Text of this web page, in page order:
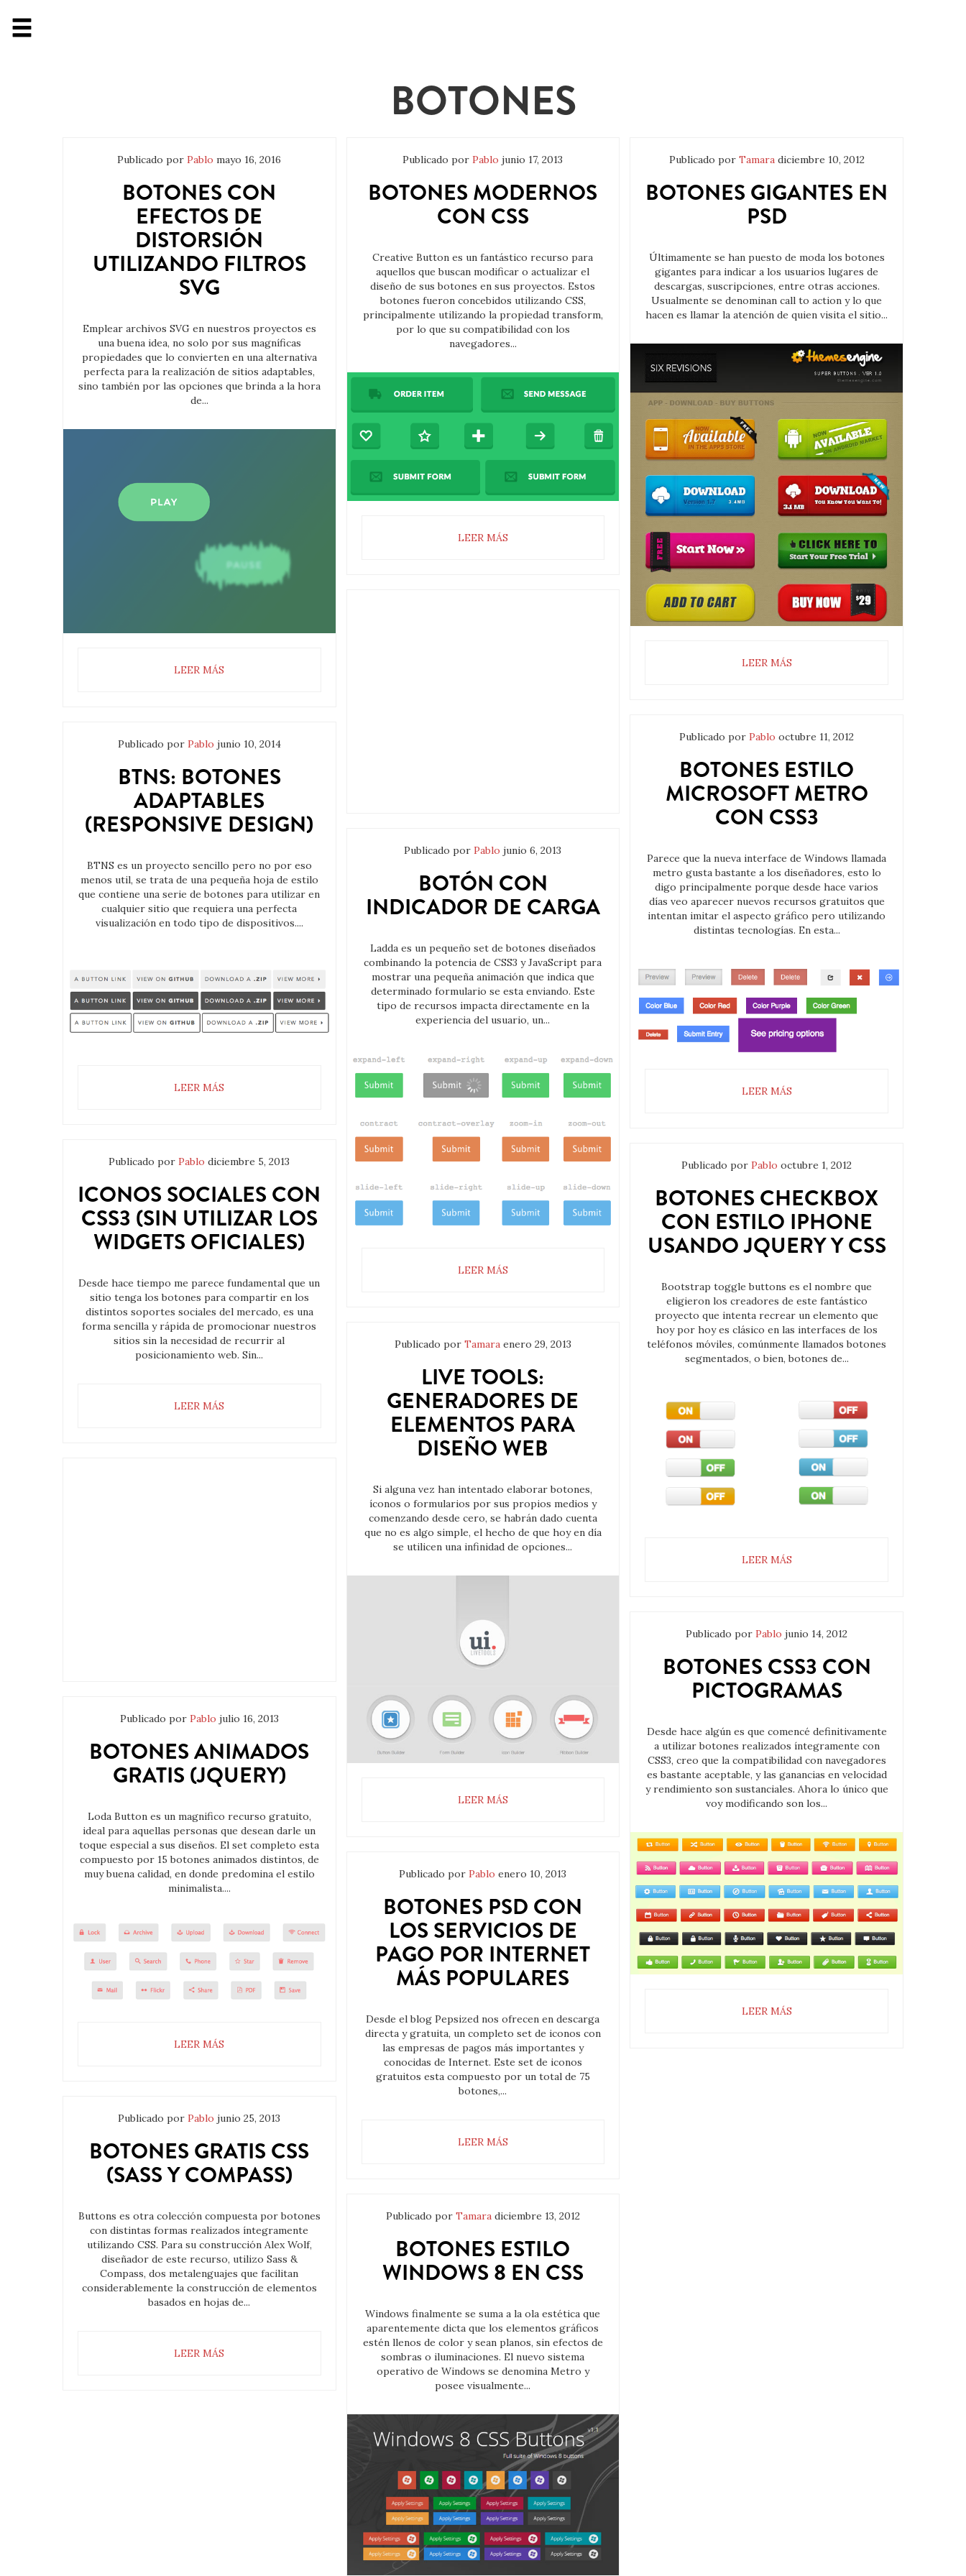
BOTONES
Publicado porPablo mayo 16, 2016
BOTONES CON
EFECTOS DE
DISTORSIÓN
UTILIZANDO FILTROS
SVG
Emplear archivos SVG en nuestros proyectos es
una buena idea, no solo por sus magníficas
propiedades que lo convierten en una alternativa
perfecta para la realización de sitios adaptables,
sino también por las opciones que brinda a la hora
de...
LEER MÁS
Publicado por Pablo junio 10, 2014
BTNS: BOTONES
ADAPTABLES
(RESPONSIVE DESIGN)
BTNS es un proyecto sencillo pero no por eso
menos util, se trata de una pequeña hoja de estilo
que contiene una serie de botones para utilizar en
cualquier sitio que requiera una perfecta
visualización en todo tipo de dispositivos....
LEER MÁS
Publicado porPablo diciembre 5, 2013
ICONOS SOCIALES CON
CSS3 (SIN UTILIZAR LOS
WIDGETS OFICIALES)
Desde hace tiempo me parece fundamental que un
sitio tenga los botones para compartir en los
distintos soportes sociales del mercado, es una
forma sencilla y rápida de promocionar nuestros
sitios sin la necesidad de recurrir al
posicionamiento web. Sin...
LEER MÁS
Publicado por Pablo julio 16, 2013
BOTONES ANIMADOS
GRATIS (JQUERY)
Loda Button es un magnifico recurso gratuito,
ideal para aquellas personas que desean darle un
toque especial a sus diseños. El set completo esta
compuesto por 15 botones animados distintos, de
muy buena calidad, en donde predomina el estilo
minimalista....
LEER MÁS
Publicado porPablo junio 25, 2013
BOTONES GRATIS CSS
(SASS Y COMPASS)
Buttons es otra colección compuesta por botones
con distintas formas realizados íntegramente
utilizando CSS. Para su construcción Alex Wolf,
diseñador de este recurso, utilizo Sass &
Compass, dos metalenguajes que facilitan
considerablemente la construcción de elementos
basados en hojas de...
LEER MÁS
Publicado porPablo junio 17, 2013
BOTONES MODERNOS
CON CSS
Creative Button es un fantástico recurso para
aquellos que buscan modificar o actualizar el
diseño de sus botones en sus proyectos. Estos
botones fueron concebidos utilizando CSS,
principalmente utilizando la propiedad transform,
por lo que su compatibilidad con los
navegadores...
LEER MÁS
Publicado porPablo junio 6, 2013
BOTÓN CON
INDICADOR DE CARGA
Ladda es un pequeño set de botones diseñados
combinando la potencia de CSS3 y JavaScript para
mostrar una pequeña animación que indica que
determinado formulario se esta enviando. Este
tipo de recursos impacta directamente en la
experiencia del usuario, un...
LEER MÁS
Publicado por Tamara enero 29, 2013
LIVE TOOLS:
GENERADORES DE
ELEMENTOS PARA
DISEÑO WEB
Si alguna vez han intentado elaborar botones,
íconos o formularios por sus propios medios y
comenzando desde cero, se habrán dado cuenta
que no es algo simple, el hecho de que hoy en día
se utilicen una infinidad de opciones...
LEER MÁS
Publicado porPablo enero 10, 2013
BOTONES PSD CON
LOS SERVICIOS DE
PAGO POR INTERNET
MÁS POPULARES
Desde el blog Pepsized nos ofrecen en descarga
directa y gratuita, un completo set de iconos con
las empresas de pagos más importantes y
conocidas de Internet. Este set de iconos
gratuitos esta compuesto por un total de 75
botones,...
LEER MÁS
Publicado por Tamara diciembre 13, 2012
BOTONES ESTILO
WINDOWS 8 EN CSS
Windows finalmente se suma a la ola estética que
aparentemente dicta que los elementos gráficos
estén llenos de color y sean planos, sin efectos de
sombras o iluminaciones. El nuevo sistema
operativo de Windows se denomina Metro y
posee visualmente...
Publicado por Tamara diciembre 10, 2012
BOTONES GIGANTES EN
PSD
Últimamente se han puesto de moda los botones
gigantes para indicar a los usuarios lugares de
descargas, suscripciones, entre otras acciones.
Usualmente se denominan call to action y lo que
hacen es llamar la atención de quien visita el sitio...
LEER MÁS
Publicado porPablo octubre 11, 2012
BOTONES ESTILO
MICROSOFT METRO
CON CSS3
Parece que la nueva interface de Windows llamada
metro gusta bastante a los diseñadores, esto lo
digo principalmente porque desde hace varios
días veo aparecer nuevos recursos gratuitos que
intentan imitar el aspecto gráfico pero utilizando
distintas tecnologías. En esta...
LEER MÁS
Publicado porPablo octubre 1, 2012
BOTONES CHECKBOX
CON ESTILO IPHONE
USANDO JQUERY Y CSS
Bootstrap toggle buttons es el nombre que
eligieron los creadores de este fantástico
proyecto que intenta recrear un elemento que
hoy por hoy es clásico en las interfaces de los
teléfonos móviles, comúnmente llamados botones
segmentados, o bien, botones de...
LEER MÁS
Publicado porPablo junio 14, 2012
BOTONES CSS3 CON
PICTOGRAMAS
Desde hace algún es que comencé definitivamente
a utilizar botones realizados íntegramente con
CSS3, creo que la compatibilidad con navegadores
es bastante aceptable, y las ganancias en velocidad
y rendimiento son sustanciales. Ahora lo único que
voy modificando son los...
LEER MÁS